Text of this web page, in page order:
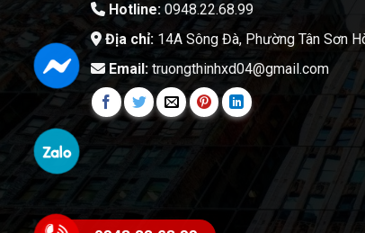
Hotline:0948.22.68.99
Địa chỉ:14A Sông Đà, Phường Tân Sơn
Email:truongthinhxd04@gmail.com